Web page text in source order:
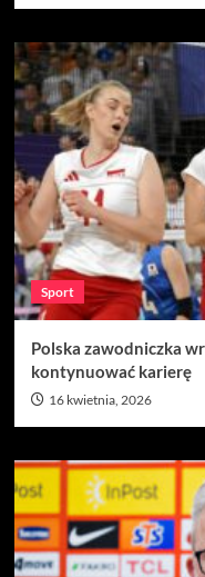
Sport
Polska zawodniczka
kontynuować karierę
16 kwietnia, 2026